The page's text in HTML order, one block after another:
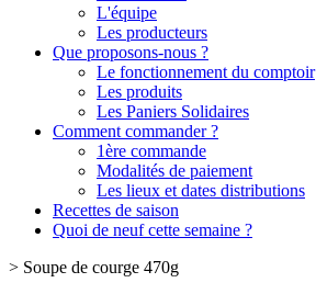
L'équipe
Les producteurs
Que proposons-nous ?
Le fonctionnement du comptoir
Les produits
Les Paniers Solidaires
Comment commander ?
1ère commande
Modalités de paiement
Les lieux et dates distributions
Recettes de saison
Quoi de neuf cette semaine ?
> Soupe de courge 470g